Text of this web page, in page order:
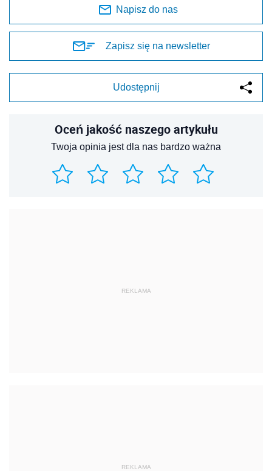
Napisz do nas
Zapisz się na newsletter
Udostępnij
Oceń jakość naszego artykułu
Twoja opinia jest dla nas bardzo ważna
REKLAMA
REKLAMA